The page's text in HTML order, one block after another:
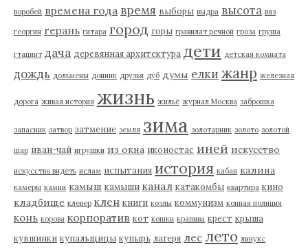
воробей времена года время выборы выдра высота вяз
георгин герань гитара город горы гравилат речной гроза груша
гтацинт дача деревянная архитектура дети детская комната
дождь дольмены донник друзья дуб думы елки жанр железная
дорога живая история жизнь жильё журнал Москва заброшка
запасник затвор затмение земля зима золотарник золото золотой
шар иван-чай игрушки из окна иконостас иней искусство
искусство видеть ислам испытания история кабан калина
камеры камни камыш камыши канал катакомбы квартира кино
кладбище клевер клен книги козлы коммунизм конная полиция
конь корова корпоратив кот кошки крапива крест крыша
кувшинки купальщицы купырь лагеря лес лето линукс